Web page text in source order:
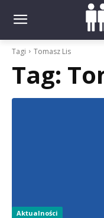
Tagi Tomasz Lis
Tag:
Aktualności